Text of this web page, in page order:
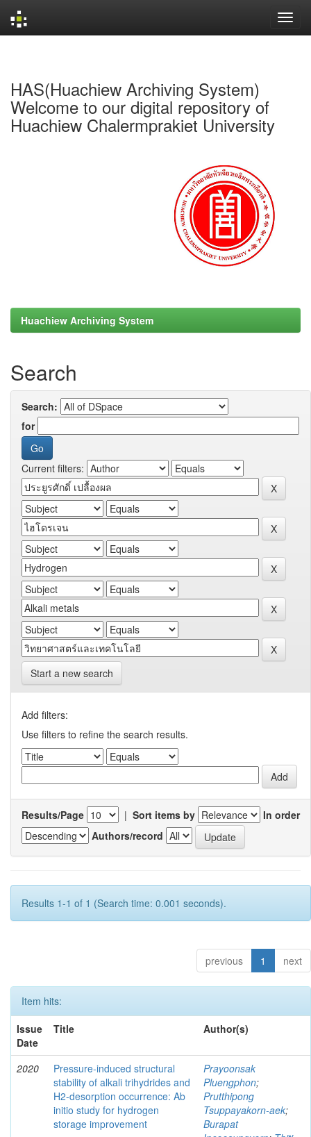
HAS(Huachiew Archiving System)
Welcome to our digital repository of
Huachiew Chalermprakiet University
Huachiew Archiving System
Search
Search:
for
Current filters:
Start a new search
Add filters:
Use filters to refine the search results.
Results/Page | Sort items by
In order
Authors/record
Results 1-1 of 1 (Search time: 0.001 seconds).
previous 1 next
Item hits:
Issue
Date
Title Author(s)
2020
Pressure-induced structural
stability of alkali trihydrides and
H2-desorption occurrence: Ab
initio study for hydrogen
storage improvement
Prayoonsak
Pluengphon;
Prutthipong
Tsuppayakorn-aek;
Burapat